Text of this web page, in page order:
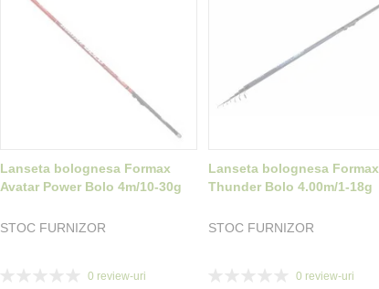
Lanseta bolognesa Formax
Avatar Power Bolo 4m/10-30g
STOC FURNIZOR
0 review-uri
Lanseta bolognesa Formax
Thunder Bolo 4.00m/1-18g
STOC FURNIZOR
0 review-uri